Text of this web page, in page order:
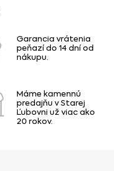
Garancia vrátenia
peňazí do 14 dní od
nákupu.
Máme kamennú
predajňu v Starej
Ľubovni už viac ako
20 rokov.